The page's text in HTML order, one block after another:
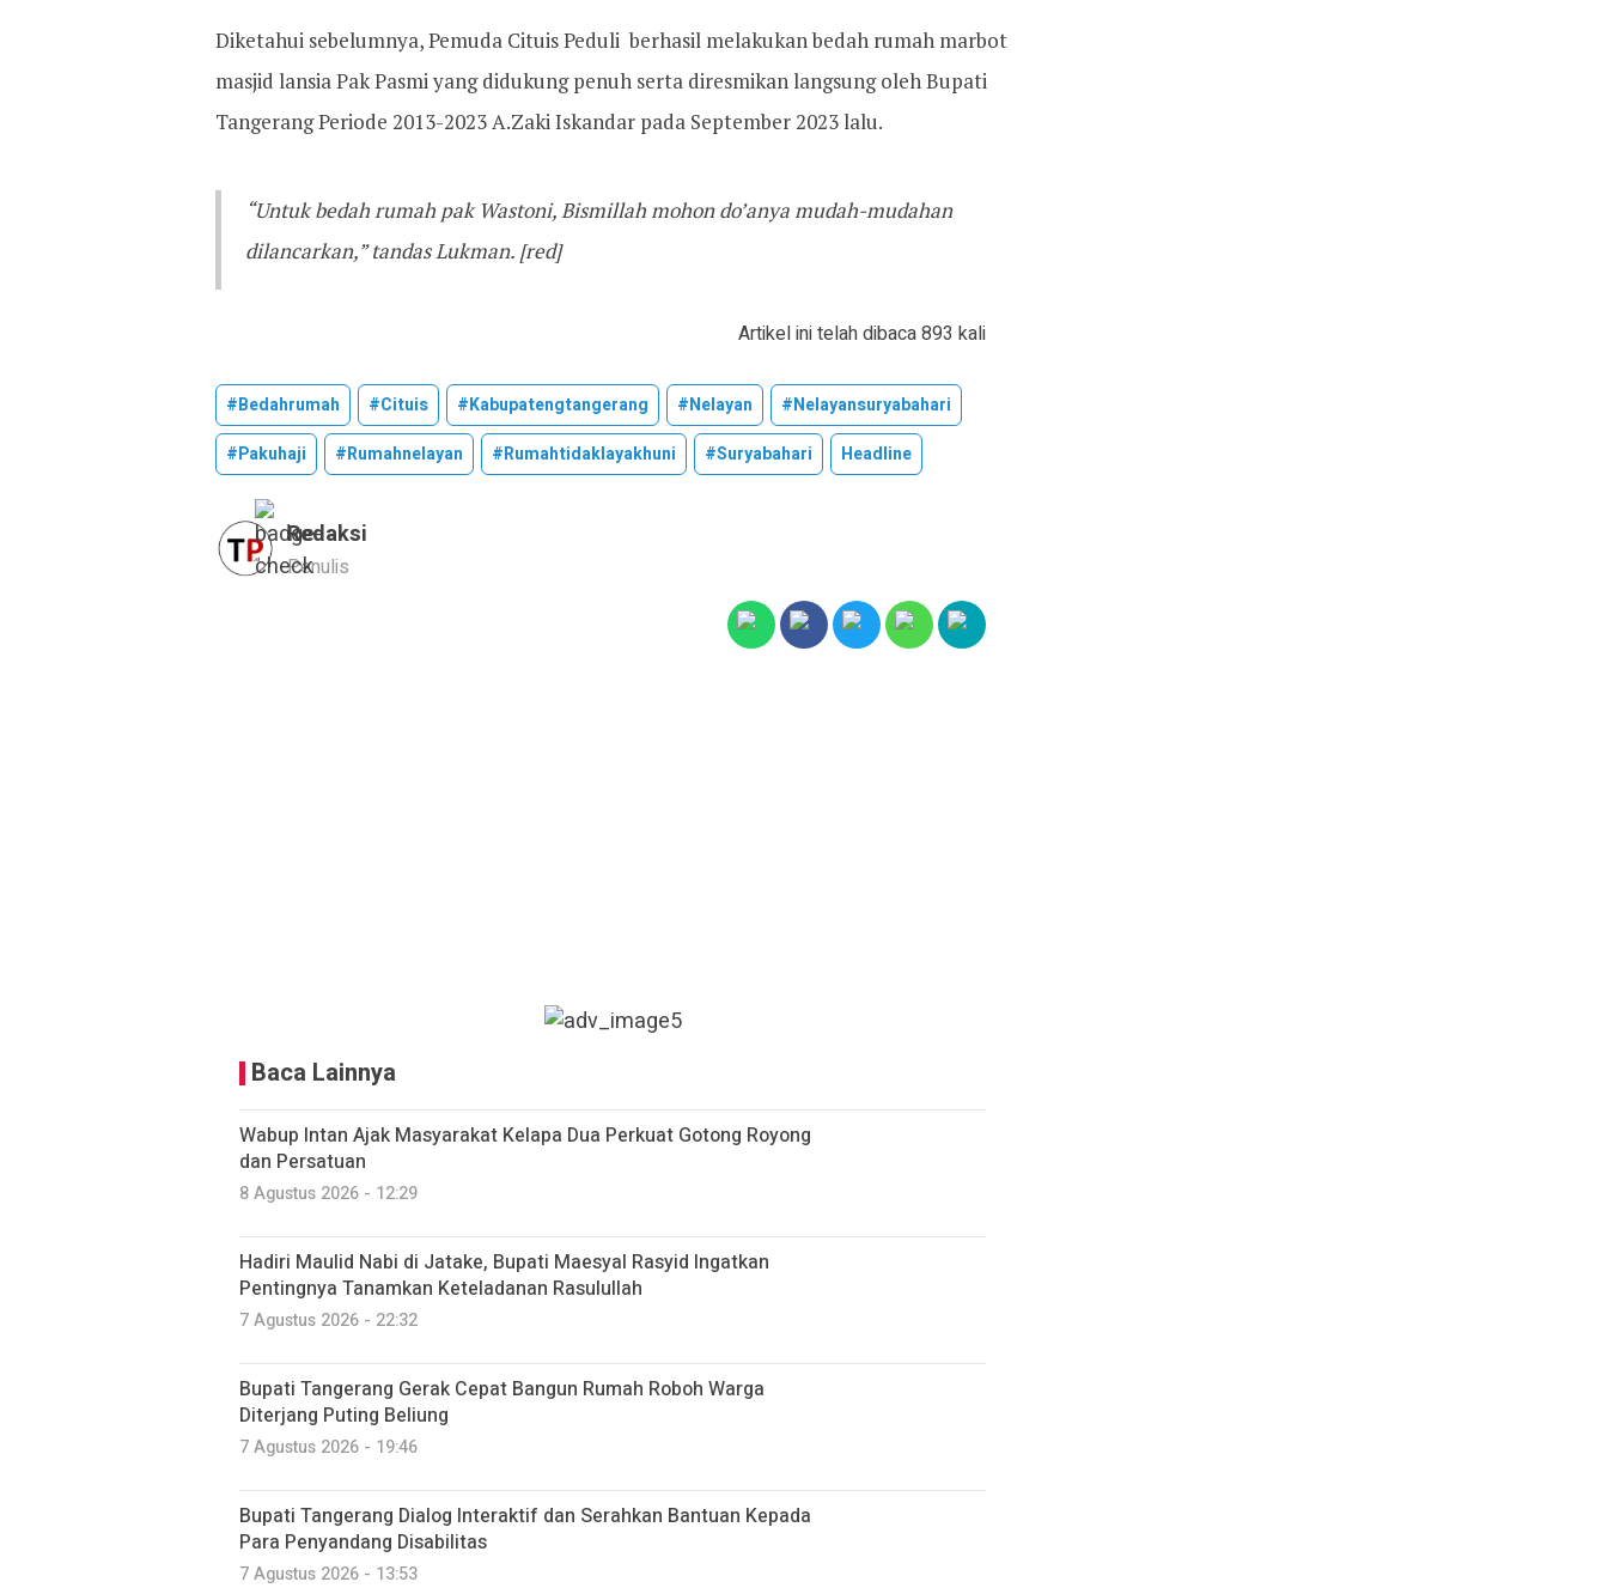
Diketahui sebelumnya, Pemuda Cituis Peduli berhasil melakukan bedah rumah marbot
masjid lansia Pak Pasmi yang didukung penuh serta diresmikan langsung oleh Bupati
Tangerang Periode 2013-2023 A.Zaki Iskandar pada September 2023 lalu.
“Untuk bedah rumah pak Wastoni, Bismillah mohon do’anya mudah-mudahan
dilancarkan,” tandas Lukman. [red]
Artikel ini telah dibaca 893 kali
#bedahrumah #cituis #kabupatengtangerang #nelayan
#nelayansuryabahari
#pakuhaji
#rumahnelayan #rumahtidaklayakhuni #suryabahari Headline
Redaksi
Penulis
Baca Lainnya
Wabup Intan Ajak Masyarakat Kelapa Dua Perkuat Gotong Royong
dan Persatuan
8 Agustus 2026 - 12:29
Hadiri Maulid Nabi di Jatake, Bupati Maesyal Rasyid Ingatkan
Pentingnya Tanamkan Keteladanan Rasulullah
7 Agustus 2026 - 22:32
Bupati Tangerang Gerak Cepat Bangun Rumah Roboh Warga
Diterjang Puting Beliung
7 Agustus 2026 - 19:46
Bupati Tangerang Dialog Interaktif dan Serahkan Bantuan Kepada
Para Penyandang Disabilitas
7 Agustus 2026 - 13:53